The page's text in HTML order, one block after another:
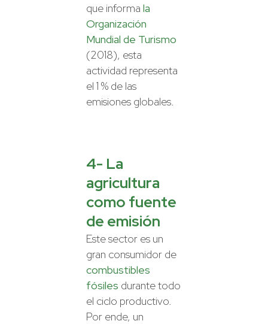
que informa la
Organización
Mundial de Turismo
(2018), esta
actividad representa
el 1 % de las
emisiones globales.
4- La
agricultura
como fuente
de emisión
Este sector es un
gran consumidor de
combustibles
fósiles durante todo
el ciclo productivo.
Por ende, un